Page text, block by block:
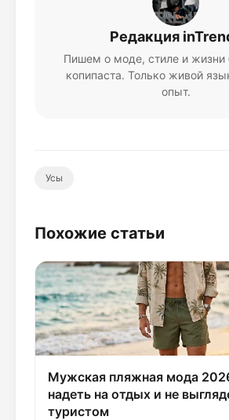
Редакция
Пишем о моде, стиле и жизни
копипаста. Только живой
опыт.
Усы
Похожие статьи
Мужская пляжная мода
надеть на отдых и не
туристом